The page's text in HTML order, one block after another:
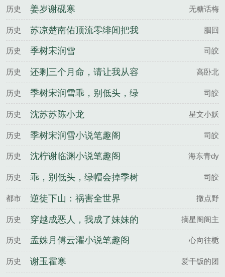
实在美丽百度云
历史 姜岁谢砚寒 无糖话梅
历史
苏凉楚南佑顶流零绯闻把我
宠上天百度云
胭回
历史 季树宋涧雪 司皎
历史
还剩三个月命，请让我从容
赴死庄子昂苏雨蝶全文完整
版
高卧北
历史
季树宋涧雪乖，别低头，绿
帽会掉百度云
司皎
历史 沈苏苏陈小龙 星文小妖
历史 季树宋涧雪小说笔趣阁 司皎
历史 沈柠谢临渊小说笔趣阁 海东青dy
历史
乖，别低头，绿帽会掉季树
宋涧雪全文完整版
司皎
都市 逆徒下山：祸害全世界 撒点野
历史
穿越成恶人，我成了妹妹的
救世主林见深夏听晚全文完
整版
摘星阁阁主
历史 孟姝月傅云濯小说笔趣阁 心向往栀
历史 谢玉霍寒 爱干饭的团